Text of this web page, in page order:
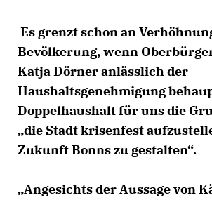
Es grenzt schon an
Bevölkerung, wenn
Katja Dörner anlässlich der
Haushaltsgenehmigung
Doppelhaushalt für uns die
die Stadt krisenfest
Zukunft Bonns zu gestalten“.
Angesichts der Aussage von